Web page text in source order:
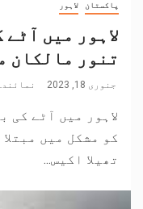
پاکستان لاہور
لاہور میں
تنور مالکان
جنوری 18, 2023
لاہور میں آٹے کی
کو مشکل میں
تھیلا اکیس...